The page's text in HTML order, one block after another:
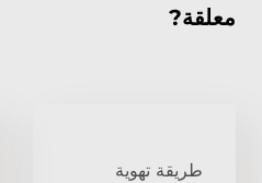
معلقة?
طريقة تهوية